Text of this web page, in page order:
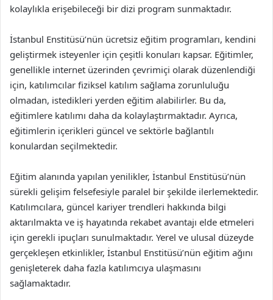
kolaylıkla erişebileceği bir dizi program sunmaktadır.
İstanbul Enstitüsü’nün ücretsiz eğitim programları, kendini
geliştirmek isteyenler için çeşitli konuları kapsar. Eğitimler,
genellikle internet üzerinden çevrimiçi olarak düzenlendiği
için, katılımcılar fiziksel katılım sağlama zorunluluğu
olmadan, istedikleri yerden eğitim alabilirler. Bu da,
eğitimlere katılımı daha da kolaylaştırmaktadır. Ayrıca,
eğitimlerin içerikleri güncel ve sektörle bağlantılı
konulardan seçilmektedir.
Eğitim alanında yapılan yenilikler, İstanbul Enstitüsü’nün
sürekli gelişim felsefesiyle paralel bir şekilde ilerlemektedir.
Katılımcılara, güncel kariyer trendleri hakkında bilgi
aktarılmakta ve iş hayatında rekabet avantajı elde etmeleri
için gerekli ipuçları sunulmaktadır. Yerel ve ulusal düzeyde
gerçekleşen etkinlikler, İstanbul Enstitüsü’nün eğitim ağını
genişleterek daha fazla katılımcıya ulaşmasını
sağlamaktadır.